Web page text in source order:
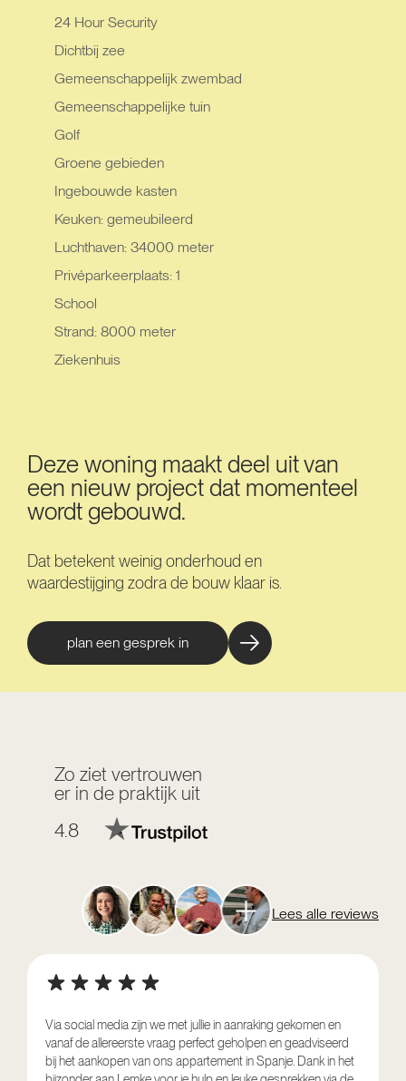
24 Hour Security
Dichtbij zee
Gemeenschappelijk zwembad
Gemeenschappelijke tuin
Golf
Groene gebieden
Ingebouwde kasten
Keuken: gemeubileerd
Luchthaven: 34000 meter
Privéparkeerplaats: 1
School
Strand: 8000 meter
Ziekenhuis
Deze woning maakt deel uit van
een nieuw project dat momenteel
wordt gebouwd.
Dat betekent weinig onderhoud en
waardestijging zodra de bouw klaar is.
plan een gesprek in
Zo ziet vertrouwen
er in de praktijk uit
4.8
Lees alle reviews
Via social media zijn we met jullie in aanraking gekomen en
vanaf de allereerste vraag perfect geholpen en geadviseerd
bij het aankopen van ons appartement in Spanje. Dank in het